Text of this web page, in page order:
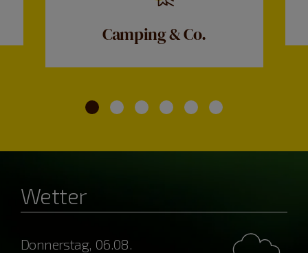
Camping & Co.
Wetter
Donnerstag, 06.08.